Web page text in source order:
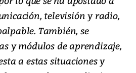
televisión y radio,
También, se
y módulos de aprendizaje,
a estas situaciones y